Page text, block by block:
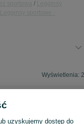
Wyświetlenia:
skontaktować się z
uzyskujemy dostęp do